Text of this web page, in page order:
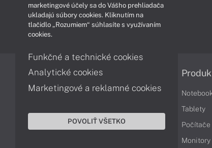
PODPORA A SERVIS
Informácie
Obchodné podmienky
Ochrana osobných údajov
Tablety
Počítače
Monitory
marketingové účely sa do Vášho prehliadača
ukladajú súbory cookies. Kliknutím na
tlačidlo „Rozumiem“ súhlasíte s využívaním
cookies.
Funkčné a technické cookies
Analytické cookies
Marketingové a reklamné cookies
POVOLIŤ VŠETKO